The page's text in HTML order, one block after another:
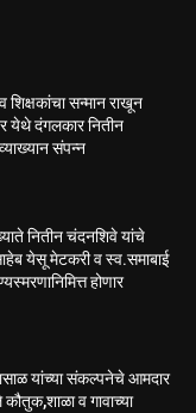
शिक्षकांचा सन्मान राखून
येथे दंगलकार नितीन
संपन्न
नितीन चंदनशिवे यांचे
येसू मेटकरी व स्व.समाबाई
होणार
यांच्या संकल्पनेचे आमदार
व गावाच्या